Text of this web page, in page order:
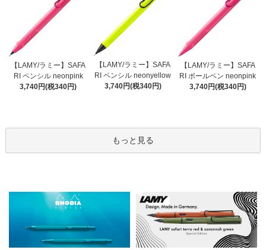
【LAMY/ラミー】SAFA
RI ペンシル neonpink
3,740円(税340円)
【LAMY/ラミー】SAFA
RI ペンシル neonyellow
3,740円(税340円)
【LAMY/ラミー】SAFA
RI ボールペン neonpink
3,740円(税340円)
もっと見る